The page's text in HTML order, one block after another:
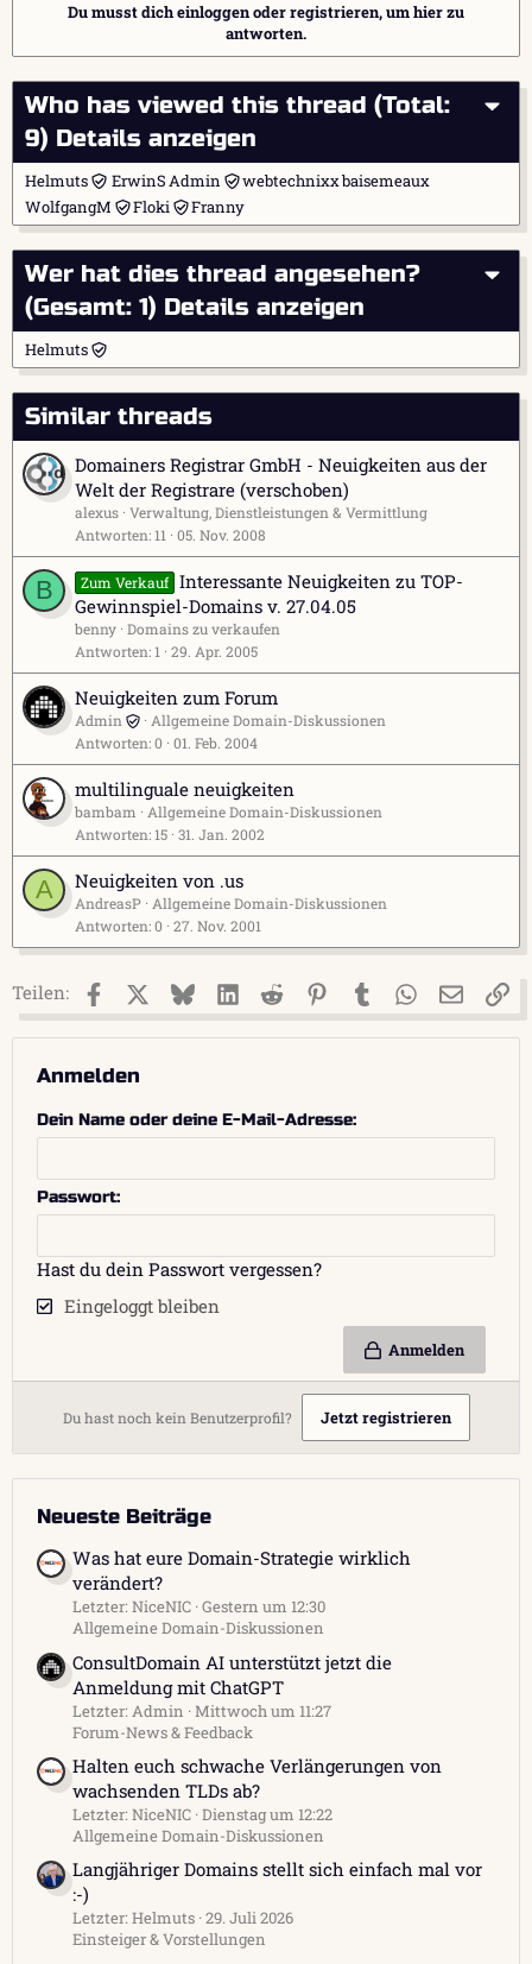
Du musst dich einloggen oder registrieren, um hier zu
antworten.
Who has viewed this thread (Total:
9) Details anzeigen
Helmuts ErwinSAdmin webtechnixxbaisemeaux
WolfgangM
Floki Franny
Wer hat dies thread angesehen?
(Gesamt: 1) Details anzeigen
Helmuts
Similar threads
Domainers Registrar GmbH - Neuigkeiten aus der
Welt der Registrare (verschoben)
alexus Verwaltung, Dienstleistungen & Vermittlung
Antworten 11 05. Nov. 2008
B Zum Verkauf Interessante Neuigkeiten zu TOP-
Gewinnspiel-Domains v. 27.04.05
benny Domains zu verkaufen
Antworten 1 29. Apr. 2005
Neuigkeiten zum Forum
Admin
Allgemeine Domain-Diskussionen
Antworten 0 01. Feb. 2004
multilinguale neuigkeiten
bambam
Allgemeine Domain-Diskussionen
Antworten 15 31. Jan. 2002
A Neuigkeiten von .us
AndreasP
Allgemeine Domain-Diskussionen
Antworten 0 27. Nov. 2001
Teilen: FacebookX (Twitter)
BlueskyLinkedIn
Reddit PinterestTumblr WhatsApp
E-Mail
Anmelden
Dein Name oder deine E-Mail-Adresse
Passwort
Hast du dein Passwort vergessen?
Eingeloggt bleiben
Anmelden
Du hast noch kein Benutzerprofil? Jetzt registrieren
Neueste Beiträge
Was hat eure Domain-Strategie wirklich
verändert?
Letzter: NiceNIC Gestern um 12:30
Allgemeine Domain-Diskussionen
ConsultDomain AI unterstützt jetzt die
Anmeldung mit ChatGPT
Letzter: Admin Mittwoch um 11:27
Forum-News & Feedback
Halten euch schwache Verlängerungen von
wachsenden TLDs ab?
Letzter: NiceNIC Dienstag um 12:22
Allgemeine Domain-Diskussionen
Langjähriger Domains stellt sich einfach mal vor
:-)
Letzter: Helmuts 29. Juli 2026
Einsteiger & Vorstellungen